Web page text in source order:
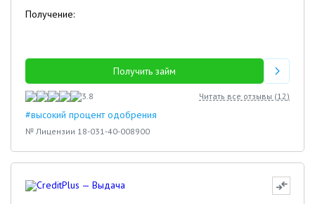
Получение:
Получить займ
3.8 Читать все отзывы (12)
#высокий процент одобрения
№ Лицензии 18-031-40-008900